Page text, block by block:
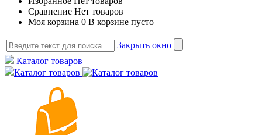
Сравнение Нет товаров
Моя корзина 0 В корзине пусто
Закрыть окно
Каталог товаров
Каталог товаров